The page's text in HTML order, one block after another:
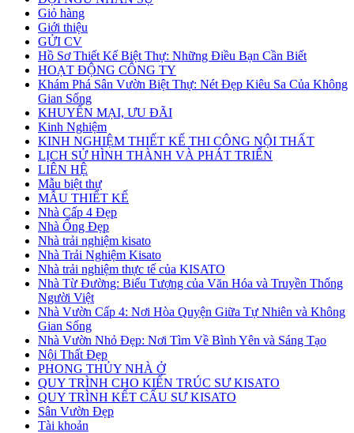
Giỏ hàng
Giới thiệu
GỬI CV
Hồ Sơ Thiết Kế Biệt Thự: Những Điều Bạn Cần Biết
HOẠT ĐỘNG CÔNG TY
Khám Phá Sân Vườn Biệt Thự: Nét Đẹp Kiêu Sa Của Không
Gian Sống
KHUYẾN MẠI, ƯU ĐÃI
Kinh Nghiệm
KINH NGHIỆM THIẾT KẾ THI CÔNG NỘI THẤT
LỊCH SỬ HÌNH THÀNH VÀ PHÁT TRIỂN
LIÊN HỆ
Mẫu biệt thự
MẪU THIẾT KẾ
Nhà Cấp 4 Đẹp
Nhà Ống Đẹp
Nhà trải nghiệm kisato
Nhà Trải Nghiệm Kisato
Nhà trải nghiệm thực tế của KISATO
Nhà Từ Đường: Biểu Tượng của Văn Hóa và Truyền Thống
Người Việt
Nhà Vườn Cấp 4: Nơi Hòa Quyện Giữa Tự Nhiên và Không
Gian Sống
Nhà Vườn Nhỏ Đẹp: Nơi Tìm Về Bình Yên và Sáng Tạo
Nội Thất Đẹp
PHONG THỦY NHÀ Ở
QUY TRÌNH CHO KIẾN TRÚC SƯ KISATO
QUY TRÌNH KẾT CẤU SƯ KISATO
Sân Vườn Đẹp
Tài khoản